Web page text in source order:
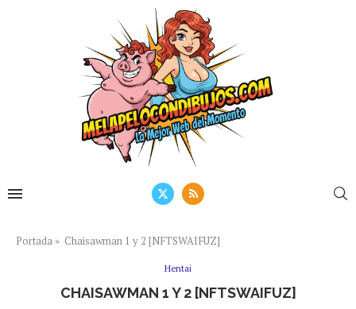
Portada » Chaisawman 1 y 2 [NFTSWAIFUZ]
Hentai
CHAISAWMAN 1 Y 2 [NFTSWAIFUZ]